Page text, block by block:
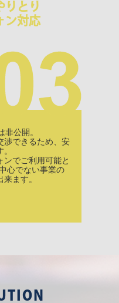
りとり
ン対応
公開。
渉できるため、安
ンでご利用可能と
心でない事業の
ます。